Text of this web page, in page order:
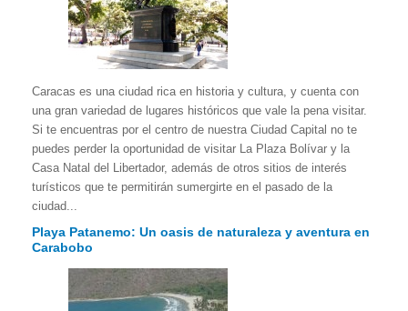
Caracas es una ciudad rica en historia y cultura, y cuenta con
una gran variedad de lugares históricos que vale la pena visitar.
Si te encuentras por el centro de nuestra Ciudad Capital no te
puedes perder la oportunidad de visitar La Plaza Bolívar y la
Casa Natal del Libertador, además de otros sitios de interés
turísticos que te permitirán sumergirte en el pasado de la
ciudad...
Playa Patanemo: Un oasis de naturaleza y aventura en
Carabobo